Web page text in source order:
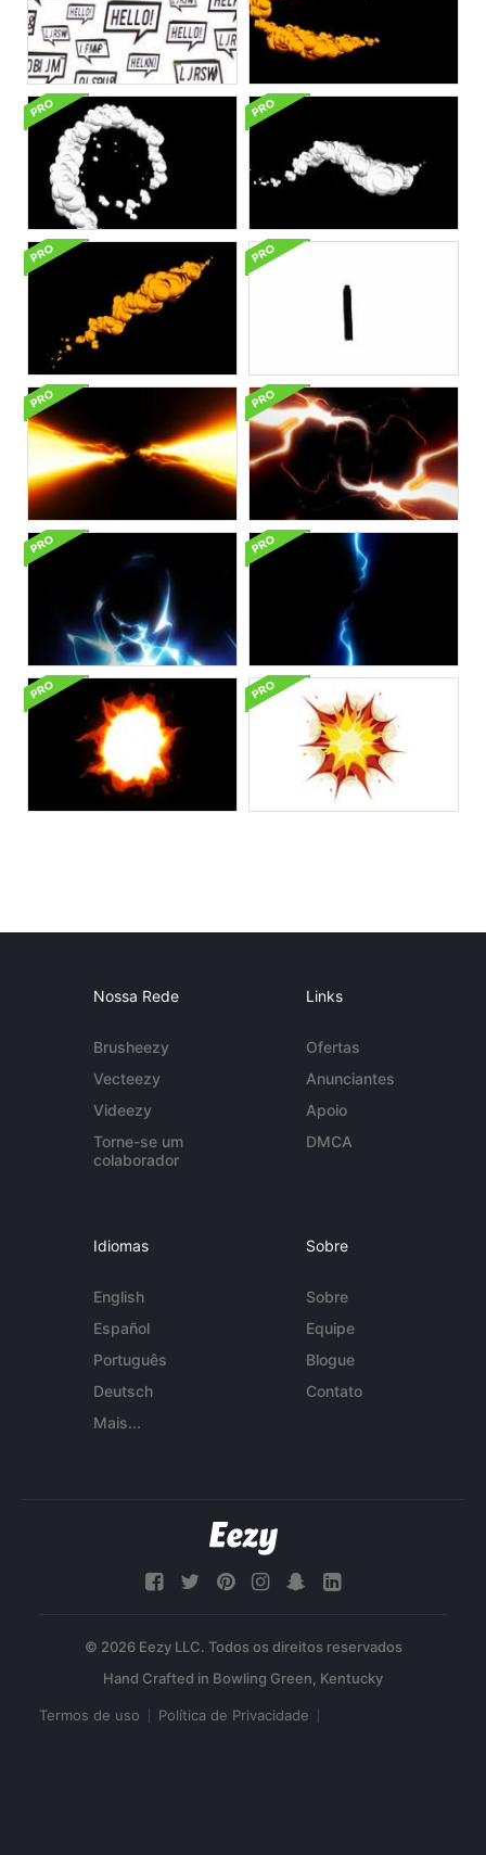
Nossa Rede
Brusheezy
Vecteezy
Videezy
Torne-se um
colaborador
Links
Ofertas
Anunciantes
Apoio
DMCA
Idiomas
English
Español
Português
Deutsch
Mais...
Sobre
Sobre
Equipe
Blogue
Contato
© 2026 Eezy LLC. Todos os direitos reservados
Termos de uso Política de Privacidade